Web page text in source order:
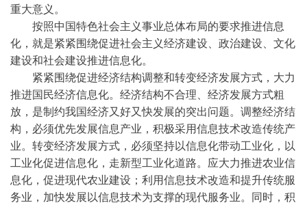
重大意义。
按照中国特色社会主义事业总体布局的要求推进信息
化，就是紧紧围绕促进社会主义经济建设、政治建设、文化
建设和社会建设推进信息化。
紧紧围绕促进经济结构调整和转变经济发展方式，大力
推进国民经济信息化。经济结构不合理、经济发展方式粗
放，是制约我国经济又好又快发展的突出问题。调整经济结
构，必须优先发展信息产业，积极采用信息技术改造传统产
业。转变经济发展方式，必须坚持以信息化带动工业化，以
工业化促进信息化，走新型工业化道路。应大力推进农业信
息化，促进现代农业建设；利用信息技术改造和提升传统服
务业，加快发展以信息技术为支撑的现代服务业。同时，积